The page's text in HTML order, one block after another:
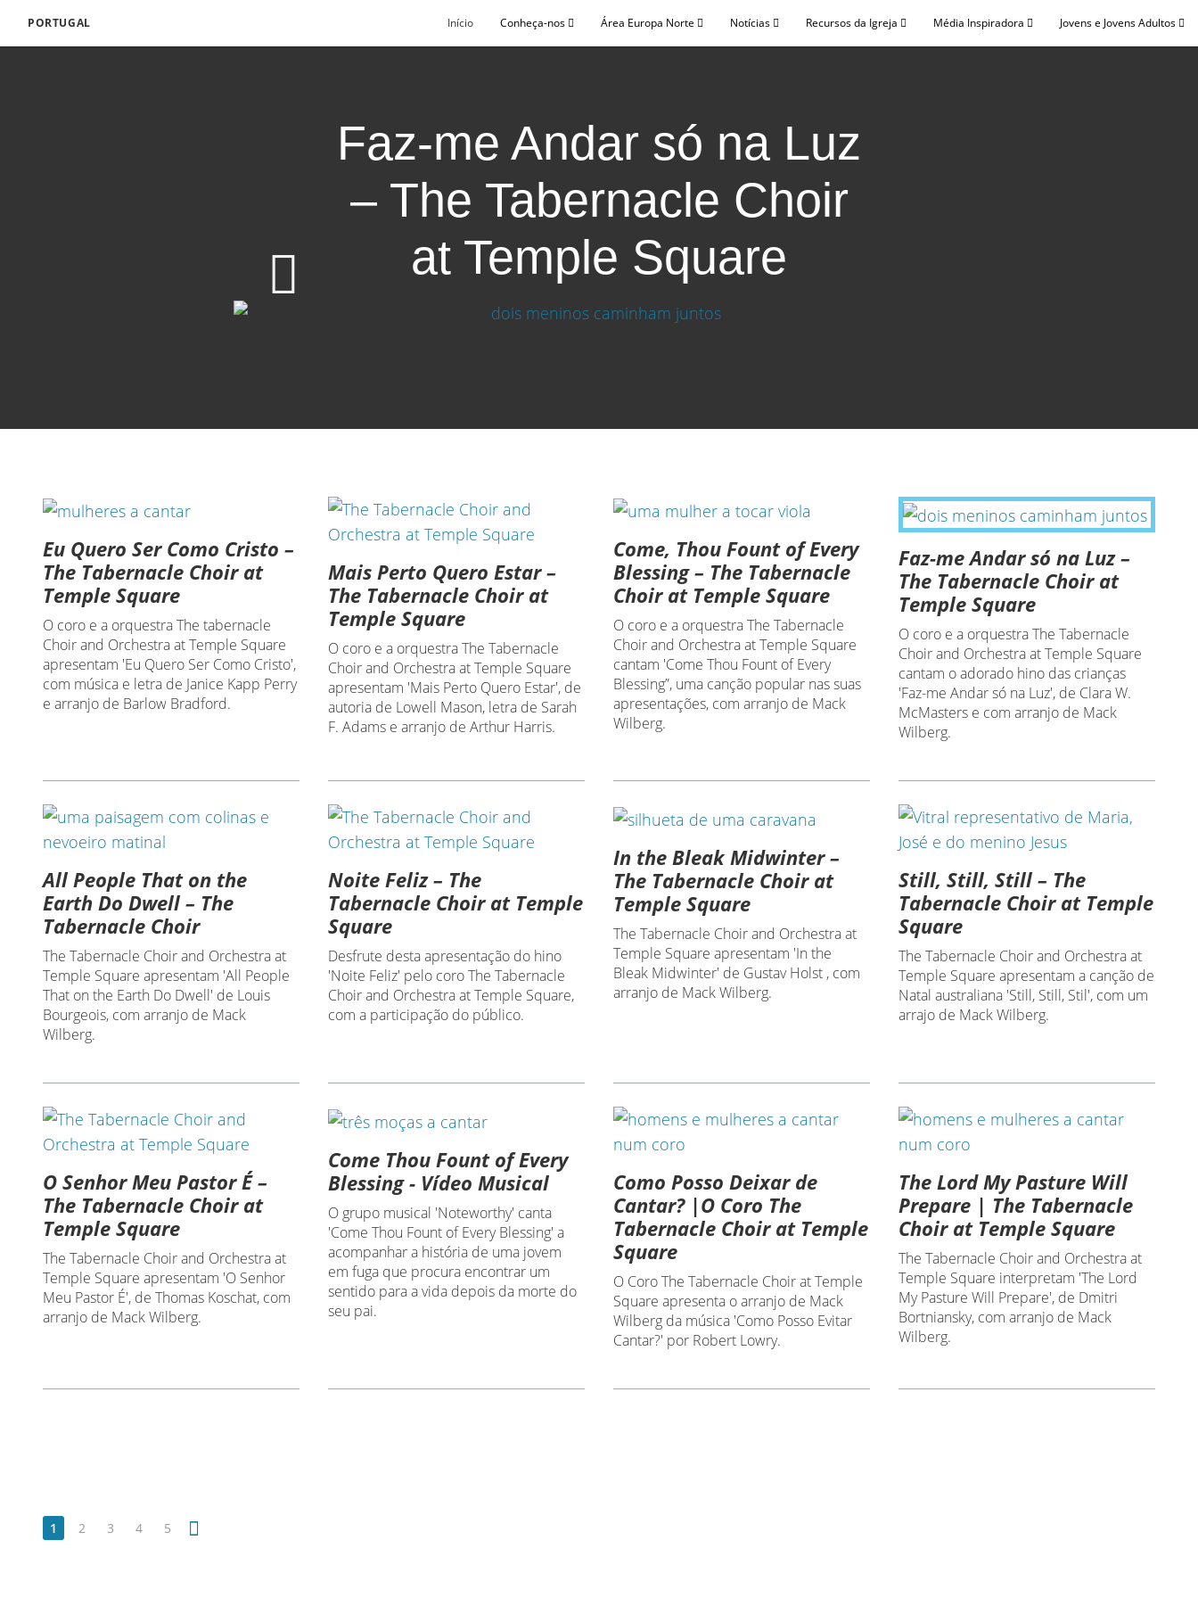
PORTUGAL Início Conheça-nos Área Europa Norte Notícias Recursos da Igreja Média Inspiradora Jovens e Jovens Adultos
Faz-me Andar só na Luz
– The Tabernacle Choir
at Temple Square
Eu Quero Ser Como Cristo –
The Tabernacle Choir at
Temple Square
O coro e a orquestra The tabernacle
Choir and Orchestra at Temple Square
apresentam 'Eu Quero Ser Como Cristo',
com música e letra de Janice Kapp Perry
e arranjo de Barlow Bradford.
Mais Perto Quero Estar –
The Tabernacle Choir at
Temple Square
O coro e a orquestra The Tabernacle
Choir and Orchestra at Temple Square
apresentam 'Mais Perto Quero Estar', de
autoria de Lowell Mason, letra de Sarah
F. Adams e arranjo de Arthur Harris.
Come, Thou Fount of Every
Blessing – The Tabernacle
Choir at Temple Square
O coro e a orquestra The Tabernacle
Choir and Orchestra at Temple Square
cantam 'Come Thou Fount of Every
Blessing”, uma canção popular nas suas
apresentações, com arranjo de Mack
Wilberg.
Faz-me Andar só na Luz –
The Tabernacle Choir at
Temple Square
O coro e a orquestra The Tabernacle
Choir and Orchestra at Temple Square
cantam o adorado hino das crianças
'Faz-me Andar só na Luz', de Clara W.
McMasters e com arranjo de Mack
Wilberg.
All People That on the
Earth Do Dwell – The
Tabernacle Choir
The Tabernacle Choir and Orchestra at
Temple Square apresentam 'All People
That on the Earth Do Dwell' de Louis
Bourgeois, com arranjo de Mack
Wilberg.
Noite Feliz – The
Tabernacle Choir at Temple
Square
Desfrute desta apresentação do hino
'Noite Feliz' pelo coro The Tabernacle
Choir and Orchestra at Temple Square,
com a participação do público.
In the Bleak Midwinter –
The Tabernacle Choir at
Temple Square
The Tabernacle Choir and Orchestra at
Temple Square apresentam 'In the
Bleak Midwinter' de Gustav Holst , com
arranjo de Mack Wilberg.
Still, Still, Still – The
Tabernacle Choir at Temple
Square
The Tabernacle Choir and Orchestra at
Temple Square apresentam a canção de
Natal australiana 'Still, Still, Stil', com um
arrajo de Mack Wilberg.
O Senhor Meu Pastor É –
The Tabernacle Choir at
Temple Square
The Tabernacle Choir and Orchestra at
Temple Square apresentam 'O Senhor
Meu Pastor É', de Thomas Koschat, com
arranjo de Mack Wilberg.
Come Thou Fount of Every
Blessing - Vídeo Musical
O grupo musical 'Noteworthy' canta
'Come Thou Fount of Every Blessing' a
acompanhar a história de uma jovem
em fuga que procura encontrar um
sentido para a vida depois da morte do
seu pai.
Como Posso Deixar de
Cantar? |O Coro The
Tabernacle Choir at Temple
Square
O Coro The Tabernacle Choir at Temple
Square apresenta o arranjo de Mack
Wilberg da música 'Como Posso Evitar
Cantar?' por Robert Lowry.
The Lord My Pasture Will
Prepare | The Tabernacle
Choir at Temple Square
The Tabernacle Choir and Orchestra at
Temple Square interpretam 'The Lord
My Pasture Will Prepare', de Dmitri
Bortniansky, com arranjo de Mack
Wilberg.
1 2 3 4 5